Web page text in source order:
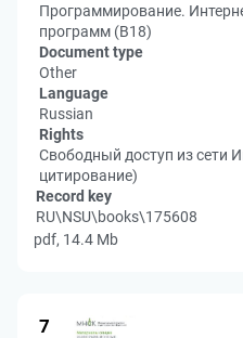
Программирование.
программ (В18)
Document type
Other
Language
Russian
Rights
Свободный доступ из сети
цитирование)
Record key
RU\NSU\books\175608
pdf, 14.4 Mb
7